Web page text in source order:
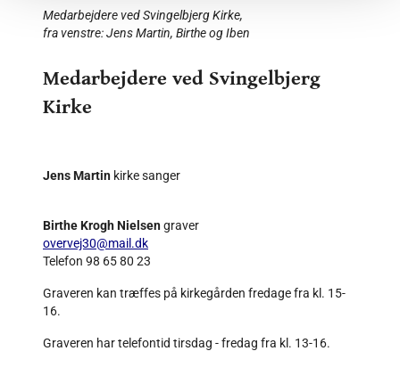
Medarbejdere ved Svingelbjerg Kirke,
fra venstre: Jens Martin, Birthe og Iben
Medarbejdere ved Svingelbjerg
Kirke
Jens Martin kirke sanger
Birthe Krogh Nielsengraver
overvej30@mail.dk
Telefon 98 65 80 23
Graveren kan træffes på kirkegården fredage fra kl. 15-
16.
Graveren har telefontid tirsdag - fredag fra kl. 13-16.